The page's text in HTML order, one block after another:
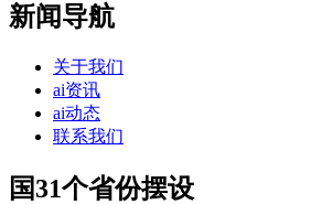
新闻导航
关于我们
ai资讯
ai动态
联系我们
国31个省份摆设